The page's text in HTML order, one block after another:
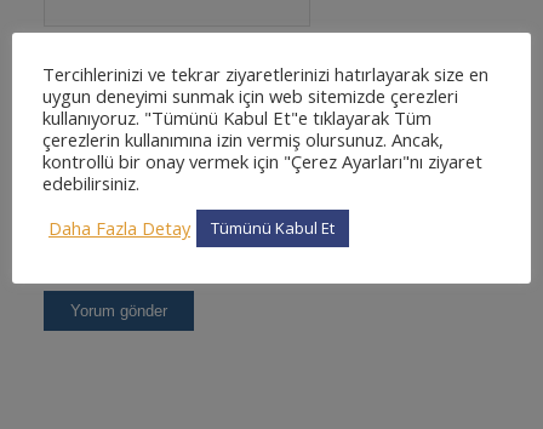
Tercihlerinizi ve tekrar ziyaretlerinizi hatırlayarak size en
uygun deneyimi sunmak için web sitemizde çerezleri
kullanıyoruz. "Tümünü Kabul Et"e tıklayarak Tüm
çerezlerin kullanımına izin vermiş olursunuz. Ancak,
kontrollü bir onay vermek için "Çerez Ayarları"nı ziyaret
edebilirsiniz.
Daha Fazla Detay
Tümünü Kabul Et